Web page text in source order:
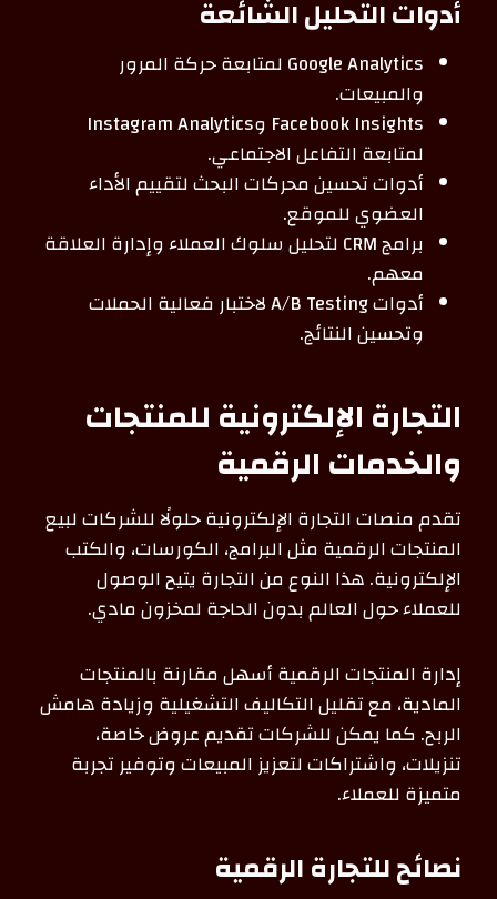
أدوات التحليل الشائعة
Google Analytics لمتابعة حركة المرور
والمبيعات.
Facebook Insights وInstagram Analytics
لمتابعة التفاعل الاجتماعي.
أدوات تحسين محركات البحث لتقييم الأداء
العضوي للموقع.
برامج CRM لتحليل سلوك العملاء وإدارة العلاقة
معهم.
أدوات A/B Testing لاختبار فعالية الحملات
وتحسين النتائج.
التجارة الإلكترونية للمنتجات
والخدمات الرقمية
تقدم منصات التجارة الإلكترونية حلولًا للشركات لبيع
المنتجات الرقمية مثل البرامج، الكورسات، والكتب
الإلكترونية. هذا النوع من التجارة يتيح الوصول
للعملاء حول العالم بدون الحاجة لمخزون مادي.
إدارة المنتجات الرقمية أسهل مقارنة بالمنتجات
المادية، مع تقليل التكاليف التشغيلية وزيادة هامش
الربح. كما يمكن للشركات تقديم عروض خاصة،
تنزيلات، واشتراكات لتعزيز المبيعات وتوفير تجربة
متميزة للعملاء.
نصائح للتجارة الرقمية